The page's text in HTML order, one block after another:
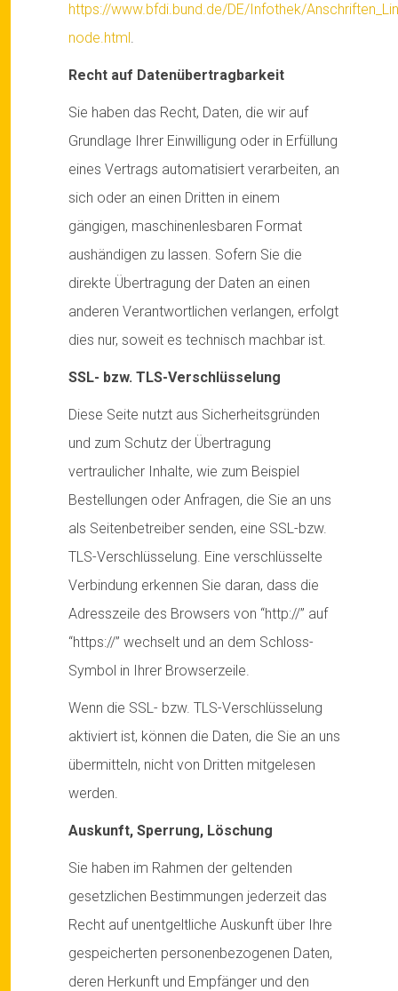
https://www.bfdi.bund.de/DE/Infothek/
node.html.
Recht auf Datenübertragbarkeit
Sie haben das Recht, Daten, die wir auf
Grundlage Ihrer Einwilligung oder in Erfüllung
eines Vertrags automatisiert verarbeiten, an
sich oder an einen Dritten in einem
gängigen, maschinenlesbaren Format
aushändigen zu lassen. Sofern Sie die
direkte Übertragung der Daten an einen
anderen Verantwortlichen verlangen, erfolgt
dies nur, soweit es technisch machbar ist.
SSL- bzw. TLS-Verschlüsselung
Diese Seite nutzt aus Sicherheitsgründen
und zum Schutz der Übertragung
vertraulicher Inhalte, wie zum Beispiel
Bestellungen oder Anfragen, die Sie an uns
als Seitenbetreiber senden, eine SSL-bzw.
TLS-Verschlüsselung. Eine verschlüsselte
Verbindung erkennen Sie daran, dass die
Adresszeile des Browsers von “http://” auf
“https://” wechselt und an dem Schloss-
Symbol in Ihrer Browserzeile.
Wenn die SSL- bzw. TLS-Verschlüsselung
aktiviert ist, können die Daten, die Sie an uns
übermitteln, nicht von Dritten mitgelesen
werden.
Auskunft, Sperrung, Löschung
Sie haben im Rahmen der geltenden
gesetzlichen Bestimmungen jederzeit das
Recht auf unentgeltliche Auskunft über Ihre
gespeicherten personenbezogenen Daten,
deren Herkunft und Empfänger und den